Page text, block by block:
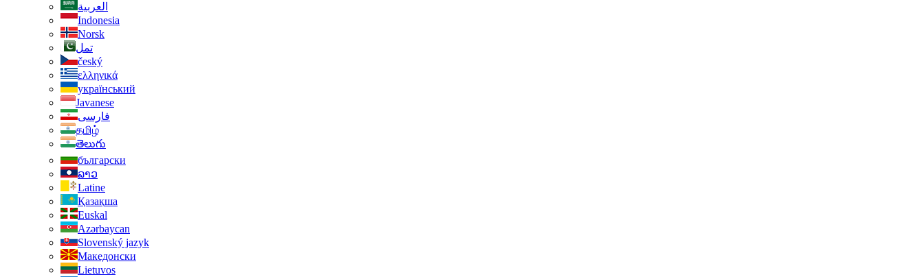
العربية
Indonesia
Norsk‎
تمل
český
ελληνικά
український
Javanese
فارسی
தமிழ்
తెలుగు
български
ລາວ
Latine
Қазақша
Euskal
Azərbaycan
Slovenský jazyk
Македонски
Lietuvos